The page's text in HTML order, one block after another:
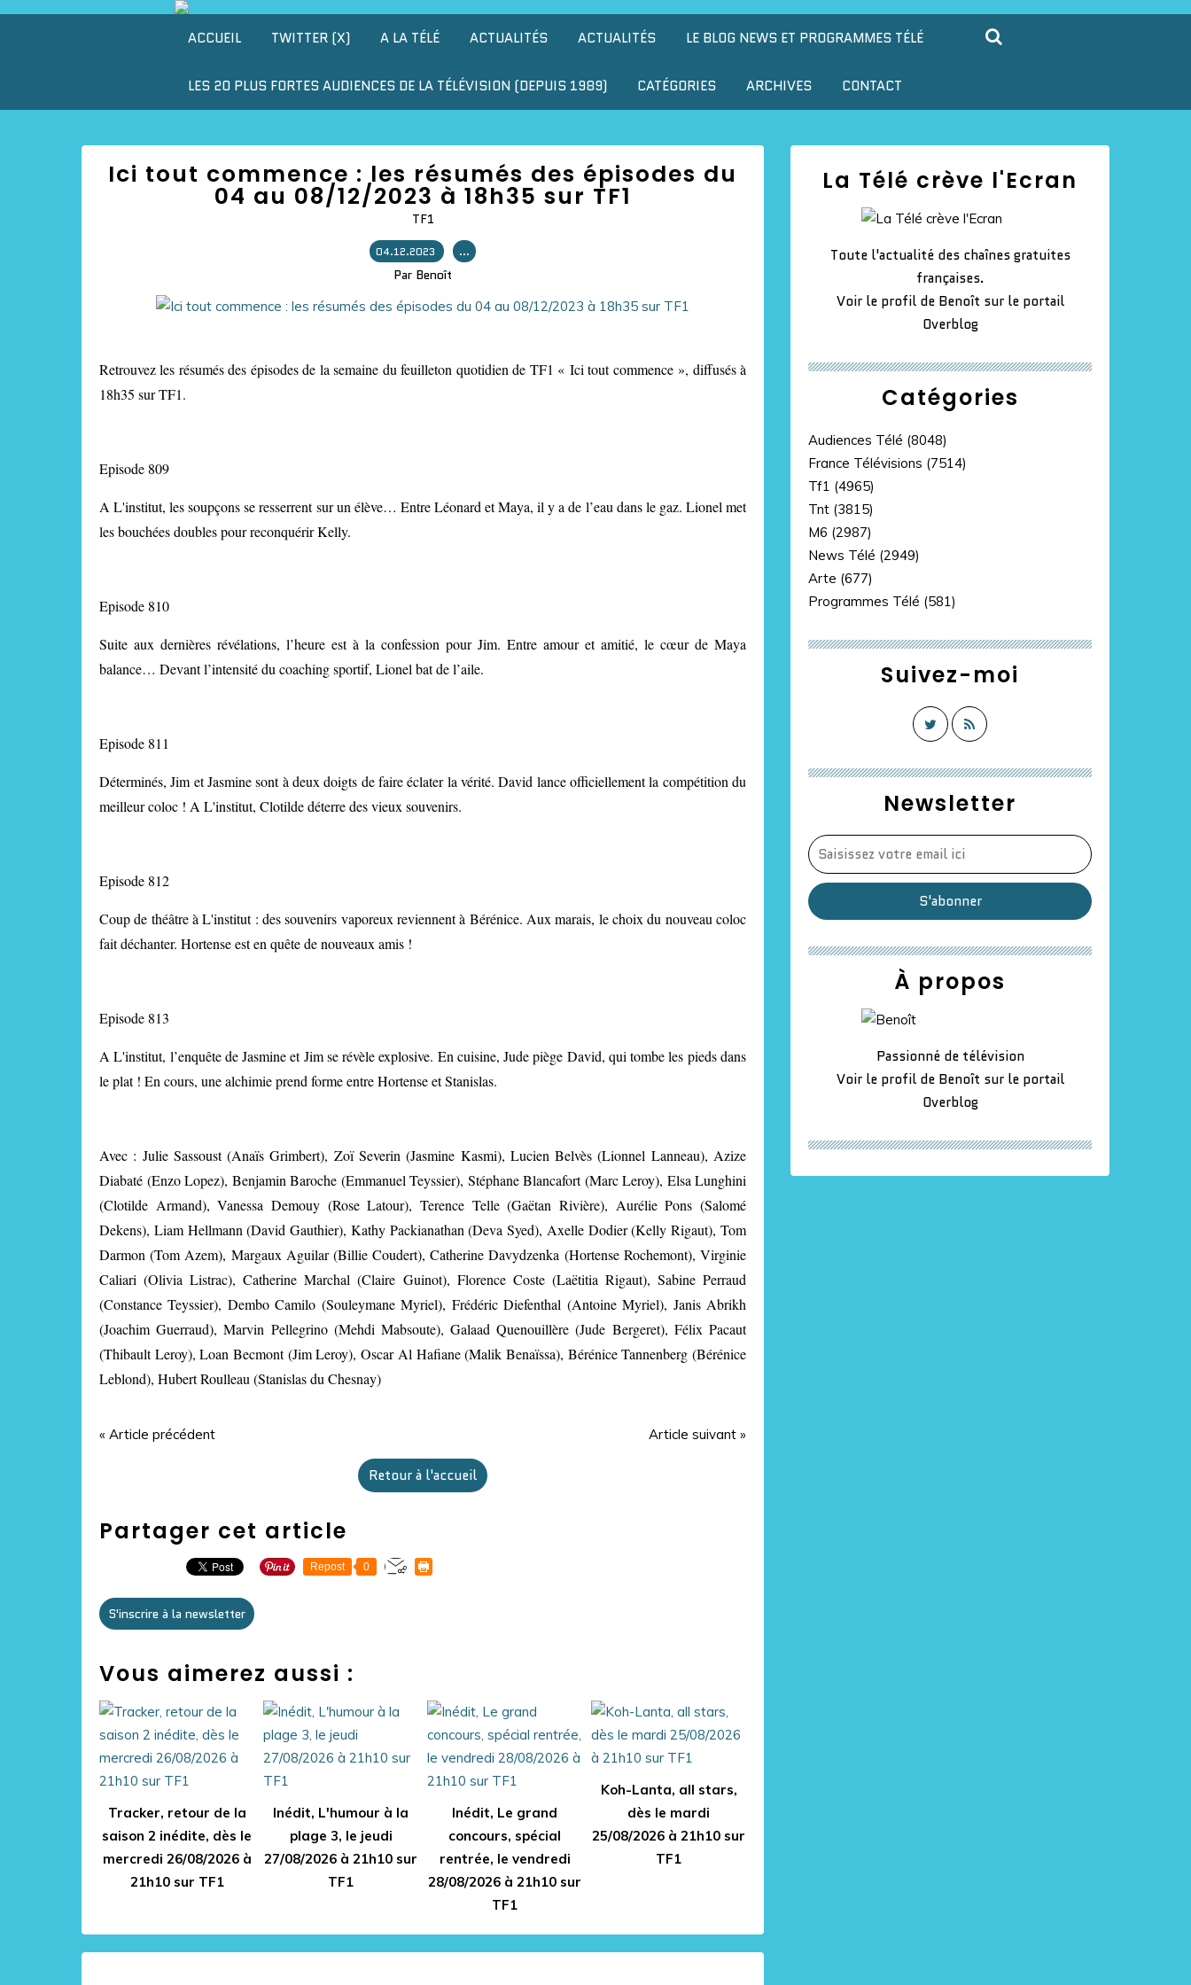
ACCUEIL TWITTER (X) A LA TÉLÉ ACTUALITÉS ACTUALITÉS LE BLOG NEWS ET PROGRAMMES TÉLÉ
LES 20 PLUS FORTES AUDIENCES DE LA TÉLÉVISION (DEPUIS 1989) CATÉGORIES ARCHIVES CONTACT
Ici tout commence : les résumés des épisodes du
04 au 08/12/2023 à 18h35 sur TF1
TF1
04.12.2023 …
Par Benoît
Retrouvez les résumés des épisodes de la semaine du feuilleton quotidien de TF1 « Ici tout commence », diffusés à
18h35 sur TF1.
Episode 809
A L'institut, les soupçons se resserrent sur un élève… Entre Léonard et Maya, il y a de l’eau dans le gaz. Lionel met
les bouchées doubles pour reconquérir Kelly.
Episode 810
Suite aux dernières révélations, l’heure est à la confession pour Jim. Entre amour et amitié, le cœur de Maya
balance… Devant l’intensité du coaching sportif, Lionel bat de l’aile.
Episode 811
Déterminés, Jim et Jasmine sont à deux doigts de faire éclater la vérité. David lance officiellement la compétition du
meilleur coloc ! A L'institut, Clotilde déterre des vieux souvenirs.
Episode 812
Coup de théâtre à L'institut : des souvenirs vaporeux reviennent à Bérénice. Aux marais, le choix du nouveau coloc
fait déchanter. Hortense est en quête de nouveaux amis !
Episode 813
A L'institut, l’enquête de Jasmine et Jim se révèle explosive. En cuisine, Jude piège David, qui tombe les pieds dans
le plat ! En cours, une alchimie prend forme entre Hortense et Stanislas.
Avec : Julie Sassoust (Anaïs Grimbert), Zoï Severin (Jasmine Kasmi), Lucien Belvès (Lionnel Lanneau), Azize
Diabaté (Enzo Lopez), Benjamin Baroche (Emmanuel Teyssier), Stéphane Blancafort (Marc Leroy), Elsa Lunghini
(Clotilde Armand), Vanessa Demouy (Rose Latour), Terence Telle (Gaëtan Rivière), Aurélie Pons (Salomé
Dekens), Liam Hellmann (David Gauthier), Kathy Packianathan (Deva Syed), Axelle Dodier (Kelly Rigaut), Tom
Darmon (Tom Azem), Margaux Aguilar (Billie Coudert), Catherine Davydzenka (Hortense Rochemont), Virginie
Caliari (Olivia Listrac), Catherine Marchal (Claire Guinot), Florence Coste (Laëtitia Rigaut), Sabine Perraud
(Constance Teyssier), Dembo Camilo (Souleymane Myriel), Frédéric Diefenthal (Antoine Myriel), Janis Abrikh
(Joachim Guerraud), Marvin Pellegrino (Mehdi Mabsoute), Galaad Quenouillère (Jude Bergeret), Félix Pacaut
(Thibault Leroy), Loan Becmont (Jim Leroy), Oscar Al Hafiane (Malik Benaïssa), Bérénice Tannenberg (Bérénice
Leblond), Hubert Roulleau (Stanislas du Chesnay)
« Article précédent Article suivant »
Retour à l'accueil
Partager cet article
Repost 0
S'inscrire à la newsletter
Vous aimerez aussi :
Tracker, retour de la
saison 2 inédite, dès le
mercredi 26/08/2026 à
21h10 sur TF1
Inédit, L'humour à la
plage 3, le jeudi
27/08/2026 à 21h10 sur
TF1
Inédit, Le grand
concours, spécial
rentrée, le vendredi
28/08/2026 à 21h10 sur
TF1
Koh-Lanta, all stars,
dès le mardi
25/08/2026 à 21h10 sur
TF1
Newsletter
Catégories
Audiences Télé (8048)
France Télévisions (7514)
Tf1 (4965)
Tnt (3815)
M6 (2987)
News Télé (2949)
Arte (677)
Programmes Télé (581)
La Télé crève l'Ecran
Toute l'actualité des chaînes gratuites
françaises.
Voir le profil de Benoît sur le portail
Overblog
Suivez-moi
À propos
Passionné de télévision
Voir le profil de Benoît sur le portail
Overblog